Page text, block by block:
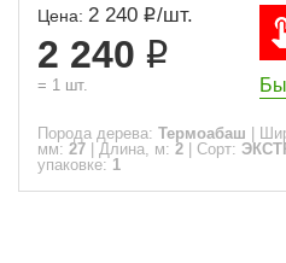
Цена: 2 240 /шт.
2 240
= 1 шт.
Порода дерева: Термоабаш
мм: 27 Длина, м: 2 Сорт:
упаковке: 1